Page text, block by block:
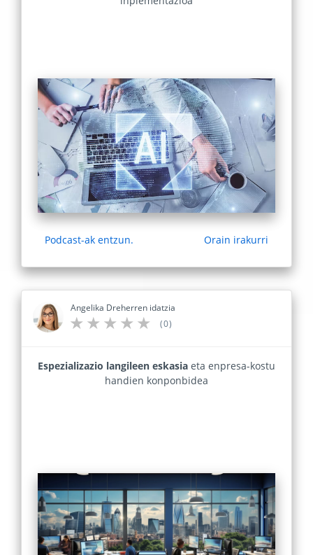
Podcast-ak entzun. Orain irakurri
Angelika Dreherren idatzia
(0)
Espezializazio langileen eskasia eta enpresa-kostu
handien konponbidea